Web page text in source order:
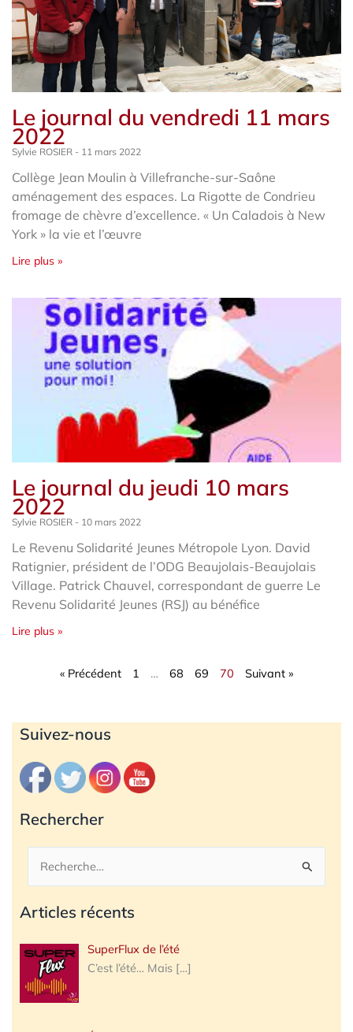
Le journal du vendredi 11 mars
2022
Sylvie ROSIER 11 mars 2022
Collège Jean Moulin à Villefranche-sur-Saône
aménagement des espaces. La Rigotte de Condrieu
fromage de chèvre d’excellence. « Un Caladois à New
York » la vie et l’œuvre
Lire plus »
Le journal du jeudi 10 mars
2022
Sylvie ROSIER 10 mars 2022
Le Revenu Solidarité Jeunes Métropole Lyon. David
Ratignier, président de l’ODG Beaujolais-Beaujolais
Village. Patrick Chauvel, correspondant de guerre Le
Revenu Solidarité Jeunes (RSJ) au bénéfice
Lire plus »
« Précédent 1 … 68 69 70 Suivant »
Suivez-nous
Rechercher
Rechercher :
Articles récents
SuperFlux de l’été
C’est l’été… Mais […]
Archives